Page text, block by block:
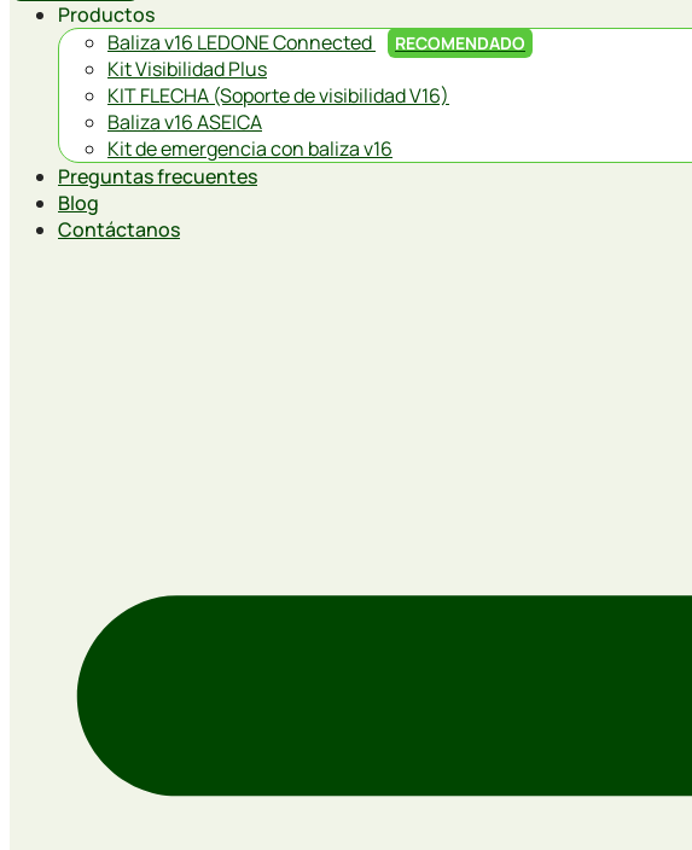
Productos
Baliza v16 LEDONE Connected
RECOMENDADO
Kit Visibilidad Plus
KIT FLECHA (Soporte de visibilidad V16)
Baliza v16 ASEICA
Kit de emergencia con baliza v16
Preguntas frecuentes
Blog
Contáctanos